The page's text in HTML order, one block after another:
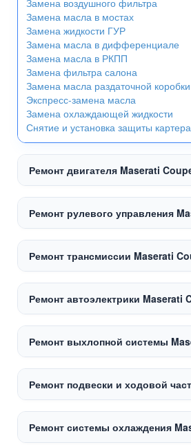
Замена воздушного фильтра
Замена масла в мостах
Замена жидкости ГУР
Замена масла в дифференциале
Замена масла в РКПП
Замена фильтра салона
Замена масла раздаточной коробки
Экспресс-замена масла
Замена охлаждающей жидкости
Снятие и установка защиты картера
Ремонт двигателя Maserati
Ремонт рулевого управления
Ремонт трансмиссии Maserati
Ремонт автоэлектрики Maserati
Ремонт выхлопной системы
Ремонт подвески и ходовой
Ремонт системы охлаждения